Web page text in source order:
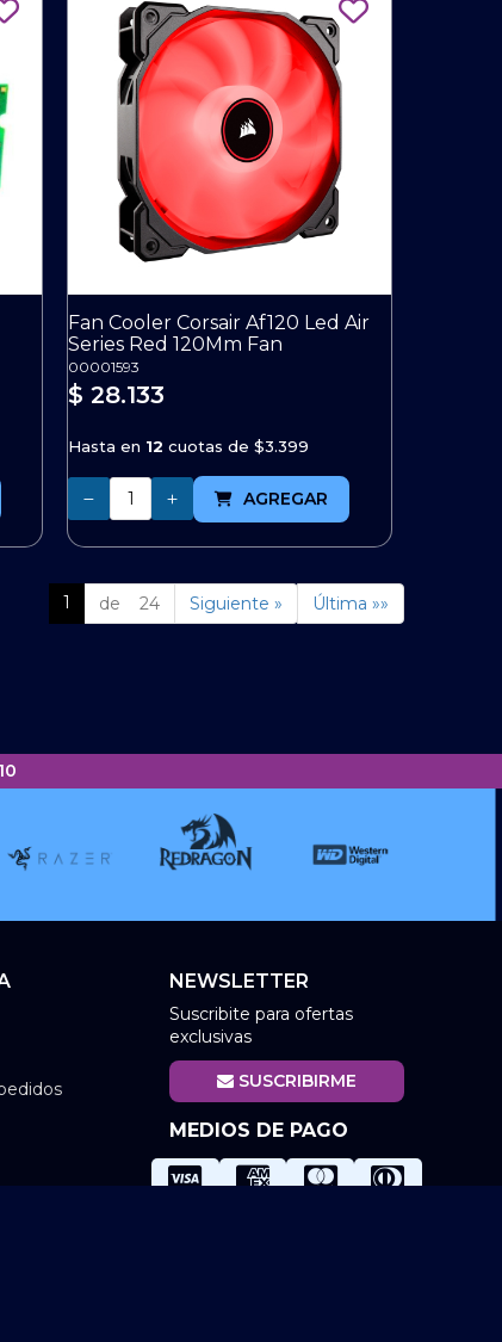
Fan Cooler Corsair Af120 Led Air
Series Red 120Mm Fan
00001593
$ 28.133
Hasta en 12 cuotas de$3.399
AGREGAR
1 de 24 Siguiente » Última »»
NEWSLETTER
Suscribite para ofertas
exclusivas
SUSCRIBIRME
MEDIOS DE PAGO